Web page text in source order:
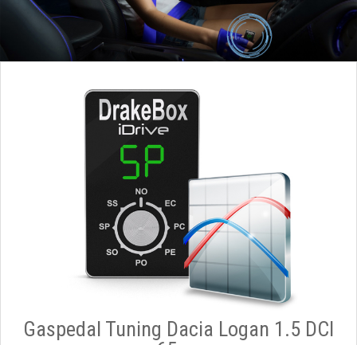
Gaspedal Tuning Dacia Logan 1.5 DCI